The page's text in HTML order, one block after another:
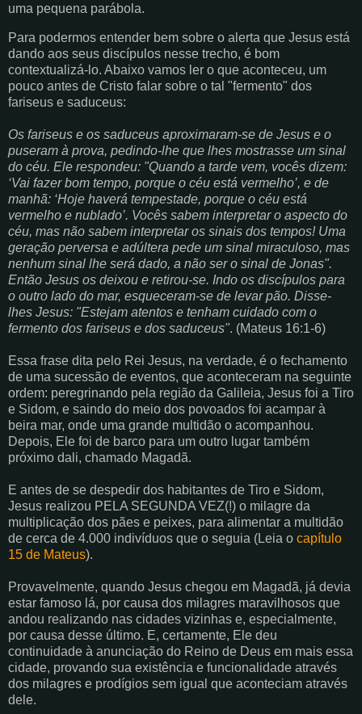
uma pequena parábola.
Para podermos entender bem sobre o alerta que Jesus está
dando aos seus discípulos nesse trecho, é bom
contextualizá-lo. Abaixo vamos ler o que aconteceu, um
pouco antes de Cristo falar sobre o tal "fermento" dos
fariseus e saduceus:
Os fariseus e os saduceus aproximaram-se de Jesus e o
puseram à prova, pedindo-lhe que lhes mostrasse um sinal
do céu. Ele respondeu: "Quando a tarde vem, vocês dizem:
‘Vai fazer bom tempo, porque o céu está vermelho’, e de
manhã: ‘Hoje haverá tempestade, porque o céu está
vermelho e nublado’. Vocês sabem interpretar o aspecto do
céu, mas não sabem interpretar os sinais dos tempos! Uma
geração perversa e adúltera pede um sinal miraculoso, mas
nenhum sinal lhe será dado, a não ser o sinal de Jonas".
Então Jesus os deixou e retirou-se. Indo os discípulos para
o outro lado do mar, esqueceram-se de levar pão. Disse-
lhes Jesus: "Estejam atentos e tenham cuidado com o
fermento dos fariseus e dos saduceus". (Mateus 16:1-6)
Essa frase dita pelo Rei Jesus, na verdade, é o fechamento
de uma sucessão de eventos, que aconteceram na seguinte
ordem: peregrinando pela região da Galileia, Jesus foi a Tiro
e Sidom, e saindo do meio dos povoados foi acampar à
beira mar, onde uma grande multidão o acompanhou.
Depois, Ele foi de barco para um outro lugar também
próximo dali, chamado Magadã.
E antes de se despedir dos habitantes de Tiro e Sidom,
Jesus realizou PELA SEGUNDA VEZ(!) o milagre da
multiplicação dos pães e peixes, para alimentar a multidão
de cerca de 4.000 indivíduos que o seguia (Leia o capítulo
15 de Mateus).
Provavelmente, quando Jesus chegou em Magadã, já devia
estar famoso lá, por causa dos milagres maravilhosos que
andou realizando nas cidades vizinhas e, especialmente,
por causa desse último. E, certamente, Ele deu
continuidade à anunciação do Reino de Deus em mais essa
cidade, provando sua existência e funcionalidade através
dos milagres e prodígios sem igual que aconteciam através
dele.